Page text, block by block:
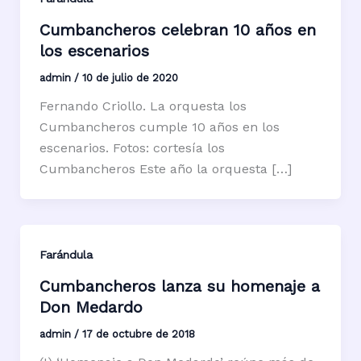
Cumbancheros celebran 10 años en
los escenarios
admin / 10 de julio de 2020
Fernando Criollo. La orquesta los
Cumbancheros cumple 10 años en los
escenarios. Fotos: cortesía los
Cumbancheros Este año la orquesta […]
Farándula
Cumbancheros lanza su homenaje a
Don Medardo
admin / 17 de octubre de 2018